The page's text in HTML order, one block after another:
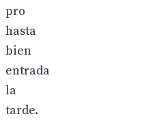
pro
hasta
bien
entrada
la
tarde.